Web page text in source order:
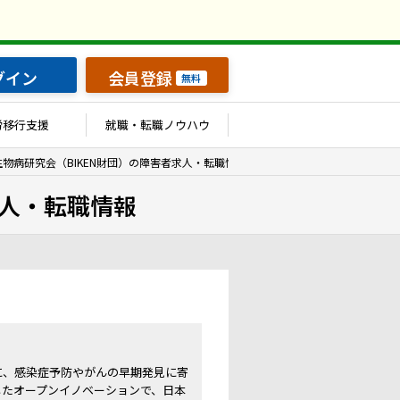
イン 会員登録 無料
行支援 就職・転職ノウハウ
病研究会（BIKEN財団）の障害者求人・転職情報
・転職情報
感染症予防やがんの早期発見に寄
オープンイノベーションで、日本